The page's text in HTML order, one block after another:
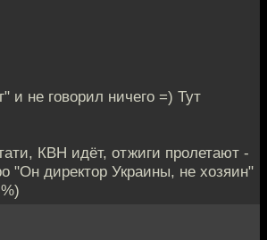
и не говорил ничего =) Тут
КВН идёт, отжиги пролетают -
"Он директор Украины, не хозяин"